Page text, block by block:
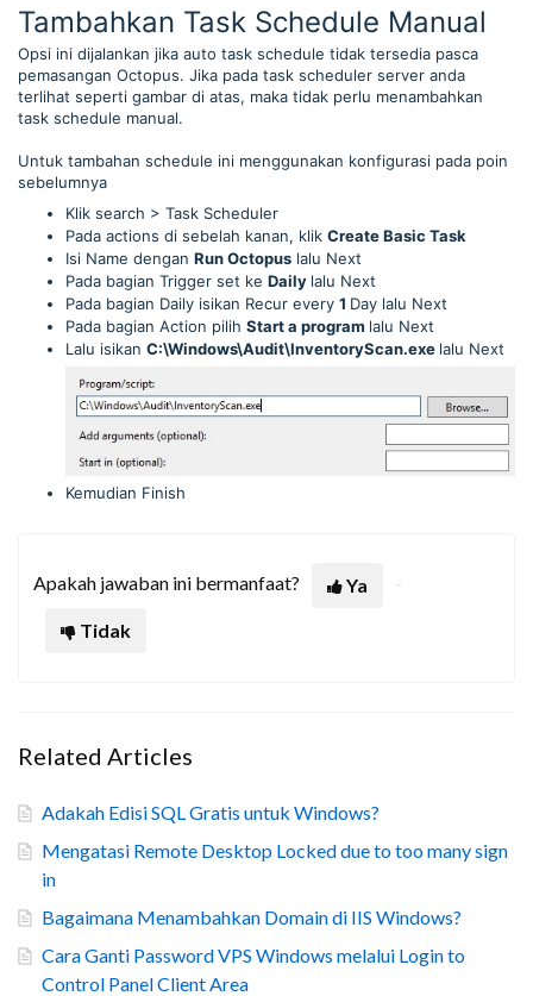
Tambahkan Task Schedule Manual
Opsi ini dijalankan jika auto task schedule tidak tersedia pasca
pemasangan Octopus. Jika pada task scheduler server anda
terlihat seperti gambar di atas, maka tidak perlu menambahkan
task schedule manual.
Untuk tambahan schedule ini menggunakan konfigurasi pada poin
sebelumnya
Klik search > Task Scheduler
Pada actions di sebelah kanan, klik Create Basic Task
Isi Name dengan Run Octopus lalu Next
Pada bagian Trigger set ke Daily lalu Next
Pada bagian Daily isikan Recur every 1 Day lalu Next
Pada bagian Action pilih Start a program lalu Next
Lalu isikan C:\Windows\Audit\InventoryScan.exe lalu Next
Kemudian Finish
Apakah jawaban ini bermanfaat?
Ya
Tidak
Related Articles
Adakah Edisi SQL Gratis untuk Windows?
Mengatasi Remote Desktop Locked due to too many sign
in
Bagaimana Menambahkan Domain di IIS Windows?
Cara Ganti Password VPS Windows melalui Login to
Control Panel Client Area